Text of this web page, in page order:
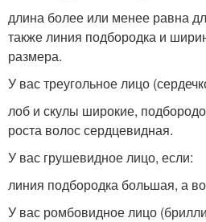
длина более или менее равна
также линия подбородка и
размера.
У вас треугольное лицо
лоб и скулы широкие,
роста волос сердцевидная.
У вас грушевидное лицо, если:
линия подбородка большая, а
У вас ромбовидное лицо